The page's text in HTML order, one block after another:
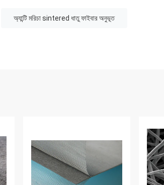
অ্যান্টি মরিচা sintered ধাতু ফাইবার অনুভূত